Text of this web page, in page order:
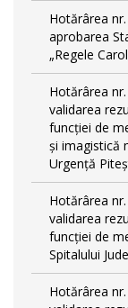
Hotărârea
aprobarea
„Regele
Hotărârea
validarea
funcției de
și imagistică
Urgență
Hotărârea
validarea
funcției de
Spitalului
Hotărârea